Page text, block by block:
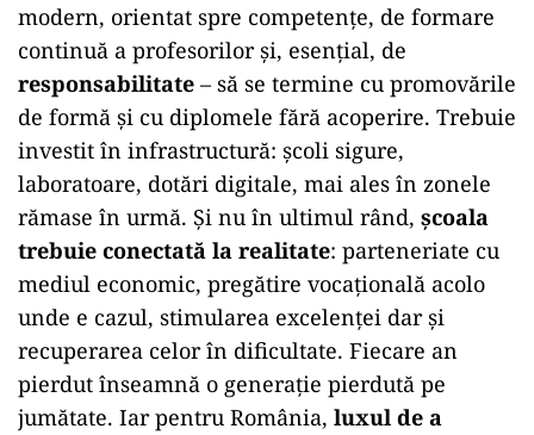
modern, orientat spre competențe, de formare
continuă a profesorilor și, esențial, de
responsabilitate – să se termine cu promovările
de formă și cu diplomele fără acoperire. Trebuie
investit în infrastructură: școli sigure,
laboratoare, dotări digitale, mai ales în zonele
rămase în urmă. Și nu în ultimul rând, școala
trebuie conectată la realitate: parteneriate cu
mediul economic, pregătire vocațională acolo
unde e cazul, stimularea excelenței dar și
recuperarea celor în dificultate. Fiecare an
pierdut înseamnă o generație pierdută pe
jumătate. Iar pentru România, luxul de a